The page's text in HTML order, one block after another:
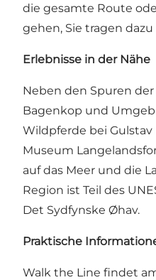
die gesamte Route
gehen, Sie tragen
Erlebnisse in der Nähe
Neben den Spuren
Bagenkop und
Wildpferde bei Gulstav
Museum
auf das Meer und die
Region ist Teil des
Det Sydfynske Øhav.
Praktische
Walk the Line findet